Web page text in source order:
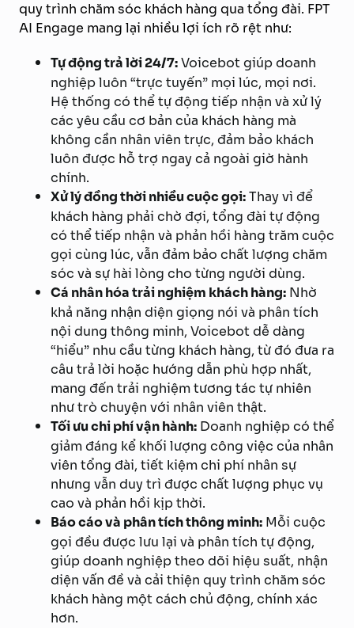
quy trình chăm sóc khách hàng qua tổng đài. FPT
AI Engage mang lại nhiều lợi ích rõ rệt như:
Tự động trả lời 24/7:Voicebot giúp doanh
nghiệp luôn “trực tuyến” mọi lúc, mọi nơi.
Hệ thống có thể tự động tiếp nhận và xử lý
các yêu cầu cơ bản của khách hàng mà
không cần nhân viên trực, đảm bảo khách
luôn được hỗ trợ ngay cả ngoài giờ hành
chính.
Xử lý đồng thời nhiều cuộc gọi:Thay vì để
khách hàng phải chờ đợi, tổng đài tự động
có thể tiếp nhận và phản hồi hàng trăm cuộc
gọi cùng lúc, vẫn đảm bảo chất lượng chăm
sóc và sự hài lòng cho từng người dùng.
Cá nhân hóa trải nghiệm khách hàng: Nhờ
khả năng nhận diện giọng nói và phân tích
nội dung thông minh, Voicebot dễ dàng
“hiểu” nhu cầu từng khách hàng, từ đó đưa ra
câu trả lời hoặc hướng dẫn phù hợp nhất,
mang đến trải nghiệm tương tác tự nhiên
như trò chuyện với nhân viên thật.
Tối ưu chi phí vận hành: Doanh nghiệp có thể
giảm đáng kể khối lượng công việc của nhân
viên tổng đài, tiết kiệm chi phí nhân sự
nhưng vẫn duy trì được chất lượng phục vụ
cao và phản hồi kịp thời.
Báo cáo và phân tích thông minh: Mỗi cuộc
gọi đều được lưu lại và phân tích tự động,
giúp doanh nghiệp theo dõi hiệu suất, nhận
diện vấn đề và cải thiện quy trình chăm sóc
khách hàng một cách chủ động, chính xác
hơn.